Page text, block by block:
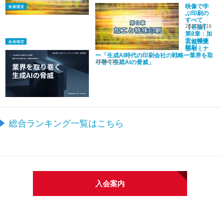
映像で学
ぶ印刷の
すべて
【各論】
第8章：加
工と特殊
印刷
2017/03/16
宮城県支
部セミナ
ー「生成AI時代の印刷会社の戦略ー業界を取
り巻く生成AIの脅威」
2026/03/13
総合ランキング一覧はこちら
入会案内